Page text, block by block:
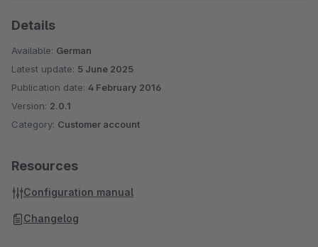
Details
Available: German
Latest update: 5 June 2025
Publication date: 4 February 2016
Version: 2.0.1
Category: Customer account
Resources
Configuration manual
Changelog